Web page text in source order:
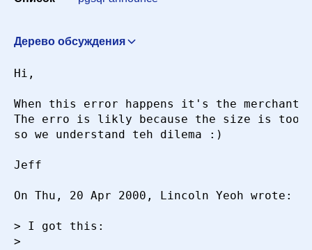
Искать
Дерево обсуждения
<pgman@candle.pha.pa.us>
Re: [GENERAL] PostgreSQL hats, shirts, keychains,
Lincoln Yeoh <lylyeoh@mecomb.com>
Re: Re: [GENERAL] PostgreSQL hats, shirts,
<pgman@candle.pha.pa.us>
19 апреля 2000 г. в
Re: [GENERAL] PostgreSQL hats, shirts, keychains,
Hi,
When this error happens it's the merchant
The erro is likly because the size is too
so we understand teh dilema :)
Jeff
On Thu, 20 Apr 2000, Lincoln Yeoh wrote:
> I got this:
>